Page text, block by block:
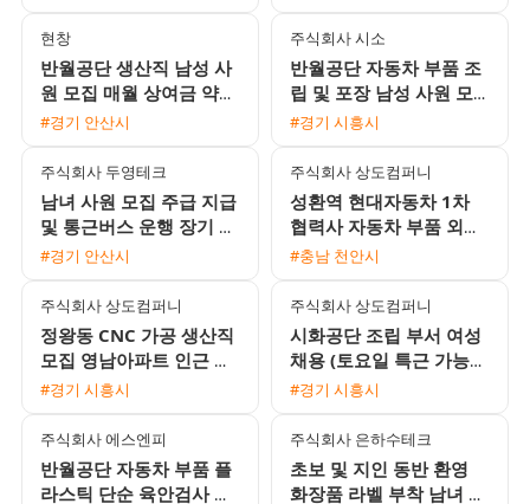
현창
반월공단 생산직 남성 사
원 모집 매월 상여금 약
35만원 지급 및 삼시세끼
#경기 안산시
주식회사 시소
반월공단 자동차 부품 조
립 및 포장 남성 사원 모
집 시급 11000원
#경기 시흥시
주식회사 두영테크
남녀 사원 모집 주급 지급
및 통근버스 운행 장기 근
무자 환영
#경기 안산시
주식회사 상도컴퍼니
성환역 현대자동차 1차
협력사 자동차 부품 외관
검사 및 생산직 채용 통근
#충남 천안시
주식회사 상도컴퍼니
정왕동 CNC 가공 생산직
모집 영남아파트 인근 길
산SST지식산업센터 주야
#경기 시흥시
주식회사 상도컴퍼니
시화공단 조립 부서 여성
채용 (토요일 특근 가능
및 장기 근무 환영)
#경기 시흥시
주식회사 에스엔피
반월공단 자동차 부품 플
라스틱 단순 육안검사 및
주식회사 은하수테크
초보 및 지인 동반 환영
화장품 라벨 부착 남녀 사